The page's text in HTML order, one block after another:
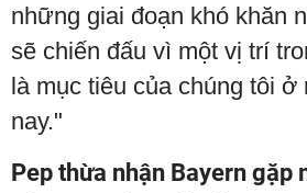
những giai đoạn khó khăn
sẽ chiến đấu vì một vị trí
là mục tiêu của chúng tôi ở
nay."
Pep thừa nhận Bayern gặp